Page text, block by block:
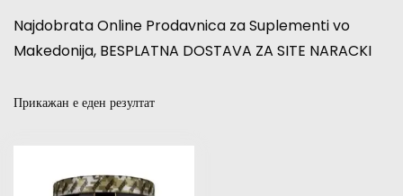
Najdobrata Online Prodavnica za Suplementi vo
Makedonija, BESPLATNA DOSTAVA ZA SITE NARACKI
Прикажан е еден резултат